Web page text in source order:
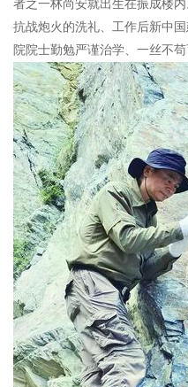
者之一林尚安就出生在振成楼
抗战炮火的洗礼、工作后新中
院院士勤勉严谨治学、一丝不